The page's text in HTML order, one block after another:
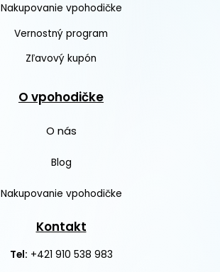
Nakupovanie vpohodičke
Vernostný program
Zľavový kupón
O vpohodičke
O nás
Blog
Nakupovanie vpohodičke
Kontakt
Tel: +421 910 538 983